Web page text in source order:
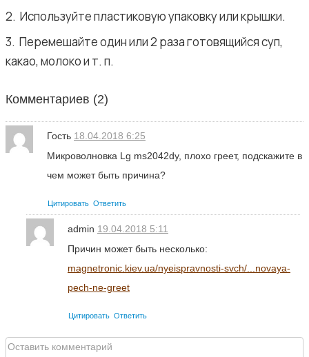
2. Используйте пластиковую упаковку или крышки.
3. Перемешайте один или 2 раза готовящийся суп,
какао, молоко и т. п.
Комментариев (2)
Гость 18.04.2018 6:25
Микроволновка Lg ms2042dy, плохо греет, подскажите в
чем может быть причина?
Цитировать Ответить
admin 19.04.2018 5:11
Причин может быть несколько:
magnetronic.kiev.ua/nyeispravnosti-svch/...novaya-
pech-ne-greet
Цитировать Ответить